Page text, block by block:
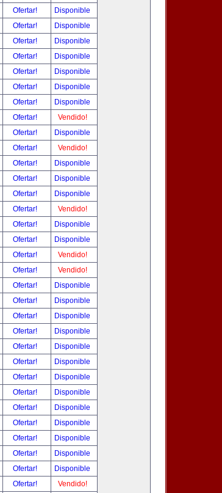
Ofertar!
Disponible
Ofertar!
Disponible
Ofertar!
Disponible
Ofertar!
Disponible
Ofertar!
Disponible
Ofertar!
Disponible
Ofertar!
Disponible
Ofertar!
Vendido!
Ofertar!
Disponible
Ofertar!
Vendido!
Ofertar!
Disponible
Ofertar!
Disponible
Ofertar!
Disponible
Ofertar!
Vendido!
Ofertar!
Disponible
Ofertar!
Disponible
Ofertar!
Vendido!
Ofertar!
Vendido!
Ofertar!
Disponible
Ofertar!
Disponible
Ofertar!
Disponible
Ofertar!
Disponible
Ofertar!
Disponible
Ofertar!
Disponible
Ofertar!
Disponible
Ofertar!
Disponible
Ofertar!
Disponible
Ofertar!
Disponible
Ofertar!
Disponible
Ofertar!
Disponible
Ofertar!
Disponible
Ofertar!
Vendido!